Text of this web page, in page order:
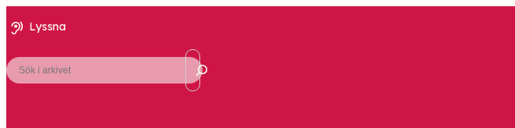
Lyssna
Sök